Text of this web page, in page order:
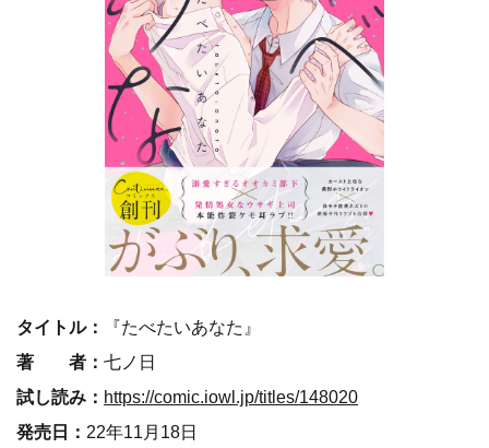
タイトル：
『たべたいあなた』
著 者： 七ノ日
試し読み： https://comic.iowl.jp/titles/148020
発売日： 22年11月18日